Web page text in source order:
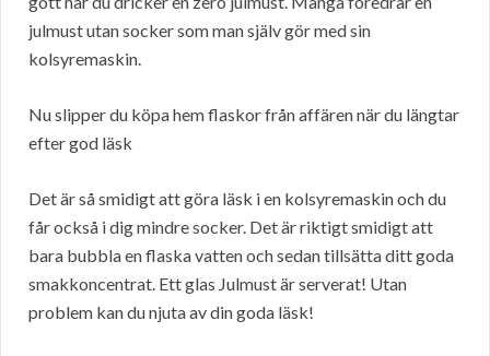
julmust utan socker som man själv gör med sin
kolsyremaskin.
Nu slipper du köpa hem flaskor från affären när du längtar
efter god läsk
Det är så smidigt att göra läsk i en kolsyremaskin och du
får också i dig mindre socker. Det är riktigt smidigt att
bara bubbla en flaska vatten och sedan tillsätta ditt goda
smakkoncentrat. Ett glas Julmust är serverat! Utan
problem kan du njuta av din goda läsk!